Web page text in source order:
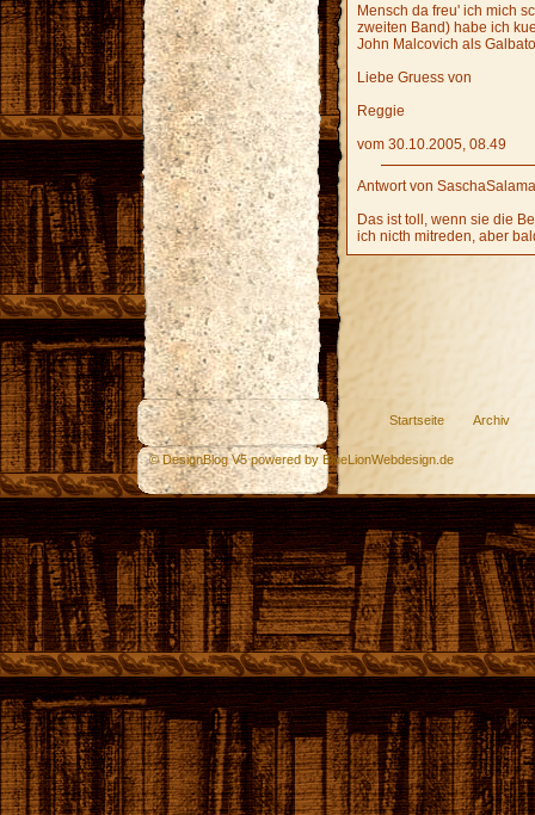
Mensch da freu' ich mich
zweiten Band) habe ich
John Malcovich als
Liebe Gruess von
Reggie
vom 30.10.2005, 08.49
Antwort von
Das ist toll, wenn sie die
ich nicth mitreden, aber
Startseite Archiv
© DesignBlog V5 powered by BlueLionWebdesign.de